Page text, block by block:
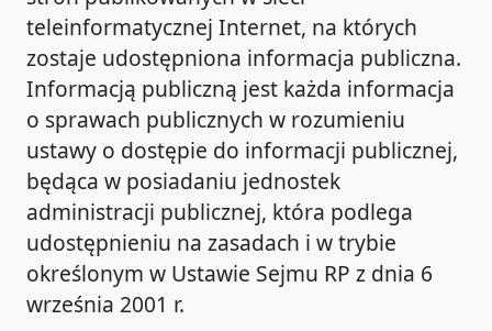
teleinformatycznej Internet, na których
zostaje udostępniona informacja publiczna.
Informacją publiczną jest każda informacja
o sprawach publicznych w rozumieniu
ustawy o dostępie do informacji publicznej,
będąca w posiadaniu jednostek
administracji publicznej, która podlega
udostępnieniu na zasadach i w trybie
określonym w Ustawie Sejmu RP z dnia 6
września 2001 r.